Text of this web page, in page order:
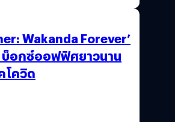
Wakanda Forever’
บ็อกซ์ออฟฟิศยาวนาน
โควิด